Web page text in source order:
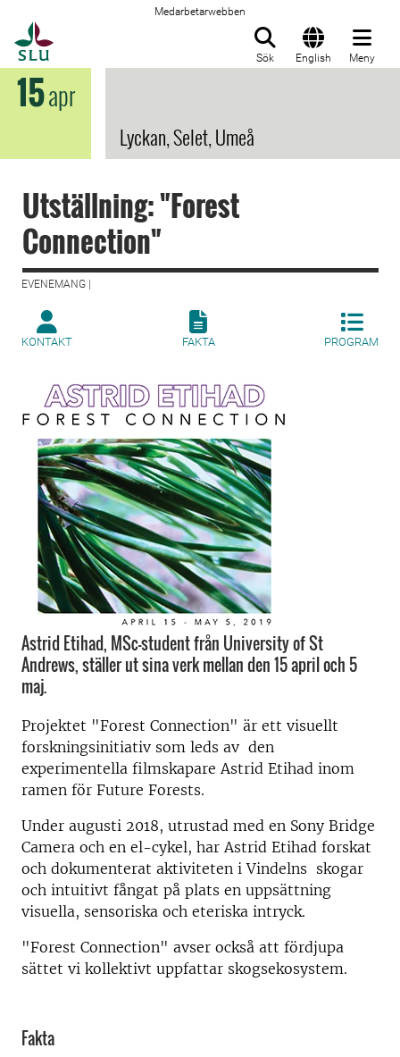
Medarbetarwebben
Sök English Meny
15apr
Lyckan, Selet, Umeå
Utställning: "Forest
Connection"
EVENEMANG |
KONTAKT FAKTA PROGRAM
Astrid Etihad, MSc-student från University of St
Andrews, ställer ut sina verk mellan den 15 april och 5
maj.
Projektet "Forest Connection" är ett visuellt
forskningsinitiativ som leds av den
experimentella filmskapare Astrid Etihad inom
ramen för Future Forests.
Under augusti 2018, utrustad med en Sony Bridge
Camera och en el-cykel, har Astrid Etihad forskat
och dokumenterat aktiviteten i Vindelns skogar
och intuitivt fångat på plats en uppsättning
visuella, sensoriska och eteriska intryck.
"Forest Connection" avser också att fördjupa
sättet vi kollektivt uppfattar skogsekosystem.
Fakta